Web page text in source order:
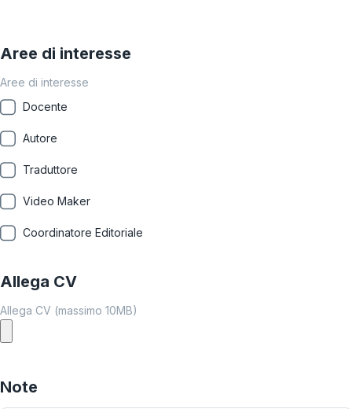
Aree di interesse
Aree di interesse
Docente
Autore
Traduttore
Video Maker
Coordinatore Editoriale
Allega CV
Allega CV (massimo 10MB)
Note